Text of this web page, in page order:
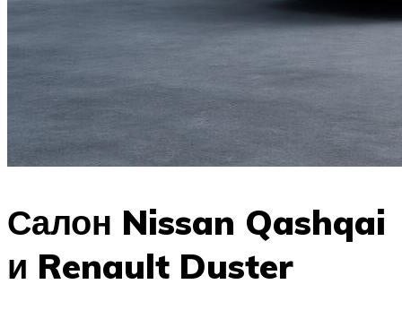
Салон Nissan Qashqai
и Renault Duster